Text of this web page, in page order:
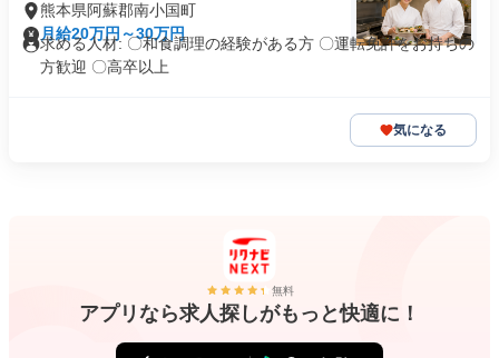
熊本県阿蘇郡南小国町
月給20万円～30万円
求める人材: 〇和食調理の経験がある方 〇運転免許をお持ちの
方歓迎 〇高卒以上
気になる
無料
アプリなら求人探しがもっと快適に！